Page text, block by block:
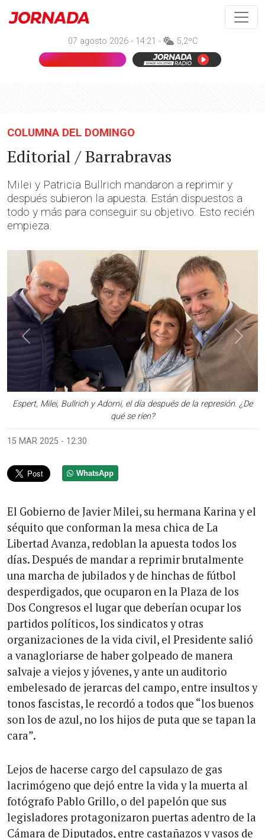
07 agosto 2026 - 14:21 - 5,2ºC
COLUMNA DEL DOMINGO
Editorial / Barrabravas
Milei y Patricia Bullrich mandaron a reprimir y
después subieron la apuesta. Están dispuestos a
todo y más para conseguir su objetivo. Esto recién
empieza.
Espert, Milei, Bullrich y Adorni, el día después de la represión. ¿De
qué se ríen?
Anterior
15 MAR 2025 - 12:30
WhatsApp
El Gobierno de Javier Milei, su hermana Karina y el
séquito que conforman la mesa chica de La
Libertad Avanza, redoblan la apuesta todos los
días. Después de mandar a reprimir brutalmente
una marcha de jubilados y de hinchas de fútbol
desperdigados, que ocuparon en la Plaza de los
Dos Congresos el lugar que deberían ocupar los
partidos políticos, los sindicatos y otras
organizaciones de la vida civil, el Presidente salió
a vanagloriarse de haber golpeado de manera
salvaje a viejos y jóvenes, y ante un auditorio
embelesado de jerarcas del campo, entre insultos y
tonos fascistas, le recordó a todos que “los buenos
son los de azul, no los hijos de puta que se tapan la
cara”.
Lejos de hacerse cargo del capsulazo de gas
lacrimógeno que dejó entre la vida y la muerta al
fotógrafo Pablo Grillo, o del papelón que sus
legisladores protagonizaron puertas adentro de la
Cámara de Diputados, entre castañazos y vasos de